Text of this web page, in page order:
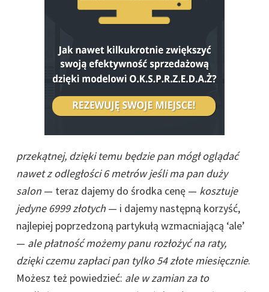
przekątnej, dzięki temu będzie pan mógł oglądać
nawet z odległości 6 metrów jeśli ma pan duży
salon — teraz dajemy do środka cenę — kosztuje
jedyne 6999 złotych — i dajemy następną korzyść,
najlepiej poprzedzoną partykułą wzmacniającą ‘ale’
— ale płatność możemy panu rozłożyć na raty,
dzięki czemu zapłaci pan tylko 54 złote miesięcznie.
Możesz też powiedzieć: ale w zamian za to